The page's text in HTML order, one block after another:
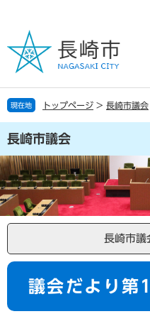
の
で
す
ー
ば
し
本
文
へ
現在地 トップページ > 長崎市議会
長崎市議会
長崎市議
本
議会だより第